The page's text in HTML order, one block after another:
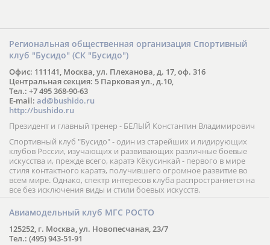
Региональная общественная организация Спортивный
клуб "Бусидо" (СК "Бусидо")
Офис: 111141, Москва, ул. Плеханова, д. 17, оф. 316
Центральная секция: 5 Парковая ул., д.10,
Тел.: +7 495 368-90-63
E-mail: ad@bushido.ru
http://bushido.ru
Президент и главный тренер - БЕЛЫЙ Константин Владимирович
Спортивный клуб "Бусидо" - один из старейших и лидирующих
клубов России, изучающих и развивающих различные боевые
искусства и, прежде всего, каратэ Кёкусинкай - первого в мире
стиля контактного каратэ, получившего огромное развитие во
всем мире. Однако, спектр интересов клуба распространяется на
все без исключения виды и стили боевых искусств.
Авиамодельный клуб МГС РОСТО
125252, г. Москва, ул. Новопесчаная, 23/7
Тел.: (495) 943-51-91